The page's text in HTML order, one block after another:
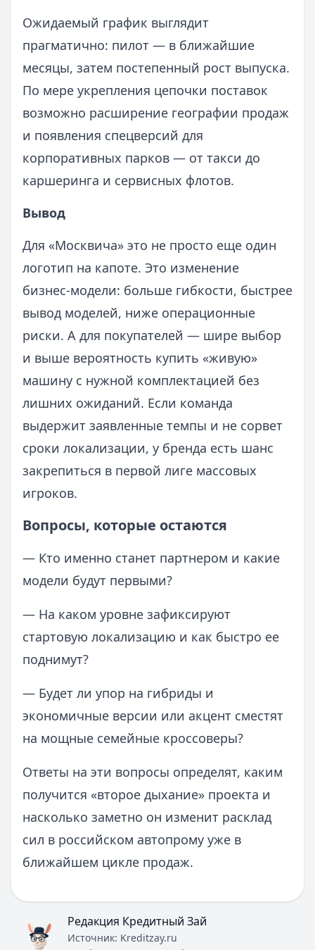
Ожидаемый график выглядит
прагматично: пилот — в ближайшие
месяцы, затем постепенный рост выпуска.
По мере укрепления цепочки поставок
возможно расширение географии продаж
и появления спецверсий для
корпоративных парков — от такси до
каршеринга и сервисных флотов.
Вывод
Для «Москвича» это не просто еще один
логотип на капоте. Это изменение
бизнес‑модели: больше гибкости, быстрее
вывод моделей, ниже операционные
риски. А для покупателей — шире выбор
и выше вероятность купить «живую»
машину с нужной комплектацией без
лишних ожиданий. Если команда
выдержит заявленные темпы и не сорвет
сроки локализации, у бренда есть шанс
закрепиться в первой лиге массовых
игроков.
Вопросы, которые остаются
— Кто именно станет партнером и какие
модели будут первыми?
— На каком уровне зафиксируют
стартовую локализацию и как быстро ее
поднимут?
— Будет ли упор на гибриды и
экономичные версии или акцент сместят
на мощные семейные кроссоверы?
Ответы на эти вопросы определят, каким
получится «второе дыхание» проекта и
насколько заметно он изменит расклад
сил в российском автопрому уже в
ближайшем цикле продаж.
Редакция Кредитный Зай
Источник: Kreditzay.ru